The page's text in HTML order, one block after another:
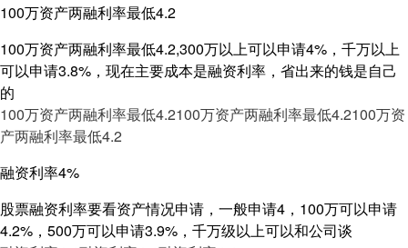
100万资产两融利率最低4.2
100万资产两融利率最低4.2,300万以上可以申请4%，千万以上
可以申请3.8%，现在主要成本是融资利率，省出来的钱是自己
的
100万资产两融利率最低4.2100万资产两融利率最低4.2100万资
产两融利率最低4.2
融资利率4%
股票融资利率要看资产情况申请，一般申请4，100万可以申请
4.2%，500万可以申请3.9%，千万级以上可以和公司谈